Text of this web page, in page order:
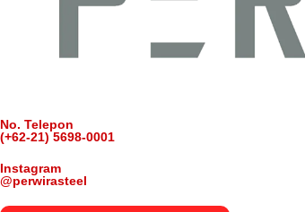
No. Telepon
(+62-21) 5698-0001
Instagram
@perwirasteel